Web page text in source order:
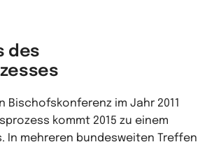
des
Bischofskonferenz im Jahr 2011
kommt 2015 zu einem
In mehreren bundesweiten Treffen